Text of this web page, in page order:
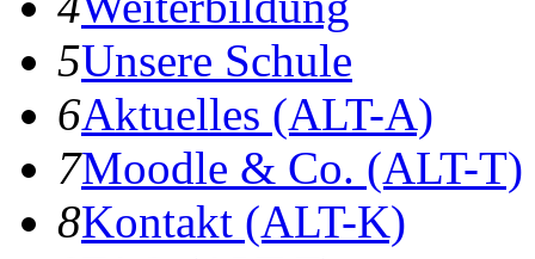
5Unsere Schule
6Aktuelles (ALT-A)
7Moodle & Co. (ALT-T)
8Kontakt (ALT-K)